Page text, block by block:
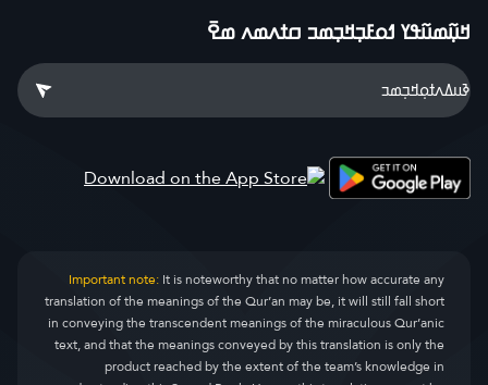
ߞߎ߲߬ߘߎ߬ߟߌ ߗߋߓߏ߲ߞߏ߲ߘߏ ߛߙߍߘߍ ߘߐ߫
Important note:It is noteworthy that no matter how accurate any
translation of the meanings of the Qur’an may be, it will still fall short
in conveying the transcendent meanings of the miraculous Qur’anic
text, and that the meanings conveyed by this translation is only the
product reached by the extent of the team’s knowledge in